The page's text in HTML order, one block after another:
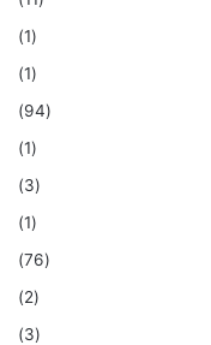
(1)
(1)
(94)
(1)
(3)
(1)
(76)
(2)
(3)